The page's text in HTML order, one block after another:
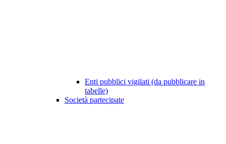
Enti pubblici vigilati (da pubblicare in
tabelle)
Società partecipate